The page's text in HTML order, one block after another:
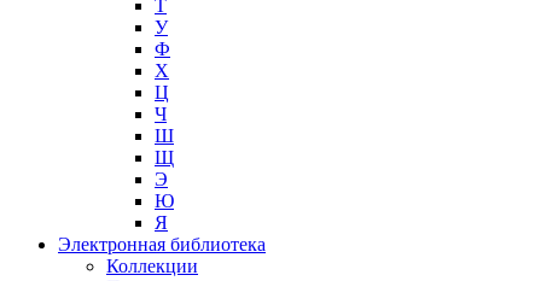
Т
У
Ф
Х
Ц
Ч
Ш
Щ
Э
Ю
Я
Электронная библиотека
Коллекции